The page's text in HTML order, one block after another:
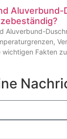
Aluverbund-
wichtigen Fakten